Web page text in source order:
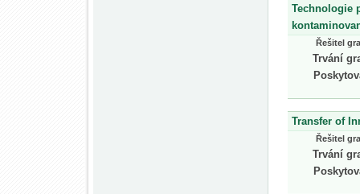
Technologie
Řešitel
Trvání
Transfer of
Řešitel
Trvání